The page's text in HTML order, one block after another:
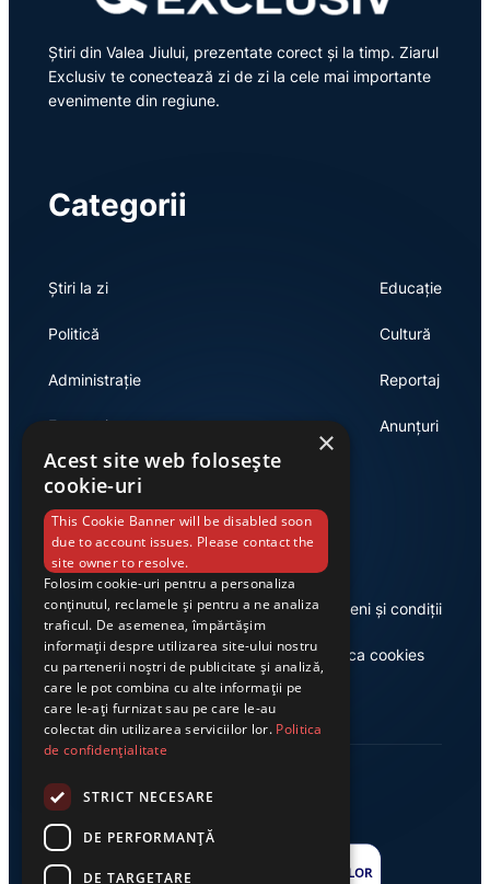
Știri din Valea Jiului, prezentate corect și la timp. Ziarul
Exclusiv te conectează zi de zi la cele mai importante
evenimente din regiune.
Categorii
Știri la zi
Politică
Administrație
Economie
Educație
Cultură
Reportaj
Anunțuri
Link-uri utile
Despre noi
Casa de editură Exclusiv
Termeni și condiții
Politica cookies
×
Acest site web folosește
cookie-uri
This Cookie Banner will be disabled soon
due to account issues. Please contact the
site owner to resolve.
Folosim cookie-uri pentru a personaliza
conținutul, reclamele și pentru a ne analiza
traficul. De asemenea, împărtășim
informații despre utilizarea site-ului nostru
cu partenerii noștri de publicitate și analiză,
care le pot combina cu alte informații pe
care le-ați furnizat sau pe care le-au
colectat din utilizarea serviciilor lor. Politica
de confidențialitate
STRICT NECESARE
DE PERFORMANȚĂ
DE TARGETARE